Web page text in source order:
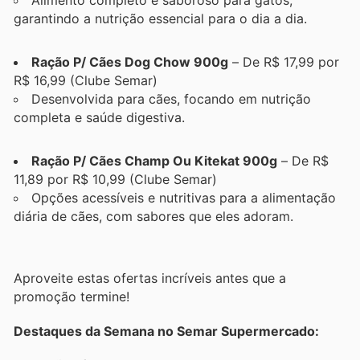
garantindo a nutrição essencial para o dia a dia.
Ração P/ Cães Dog Chow 900g – De R$ 17,99 por
R$ 16,99 (Clube Semar)
Desenvolvida para cães, focando em nutrição
completa e saúde digestiva.
Ração P/ Cães Champ Ou Kitekat 900g – De R$
11,89 por R$ 10,99 (Clube Semar)
Opções acessíveis e nutritivas para a alimentação
diária de cães, com sabores que eles adoram.
Aproveite estas ofertas incríveis antes que a
promoção termine!
Destaques da Semana no Semar Supermercado: